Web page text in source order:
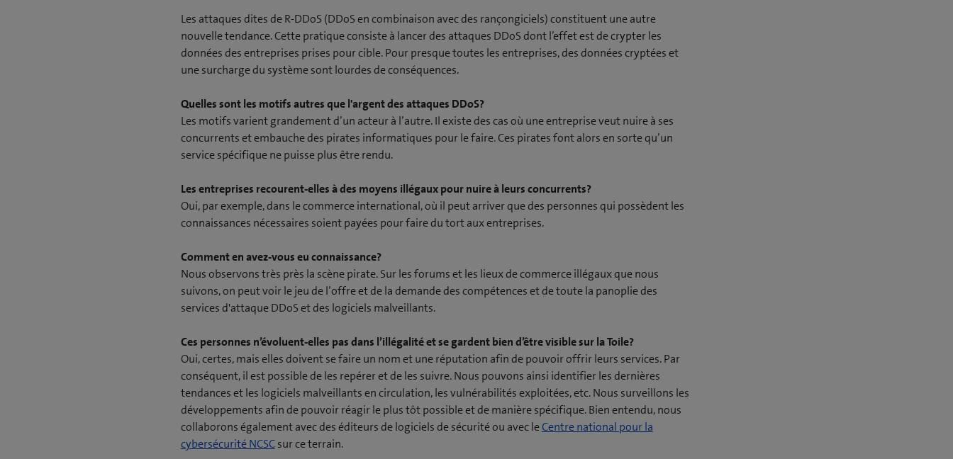
Les attaques dites de R-DDoS (DDoS en combinaison avec des rançongiciels) constituent une autre
nouvelle tendance. Cette pratique consiste à lancer des attaques DDoS dont l’effet est de crypter les
données des entreprises prises pour cible. Pour presque toutes les entreprises, des données cryptées et
une surcharge du système sont lourdes de conséquences.
Quelles sont les motifs autres que l'argent des attaques DDoS?
Les motifs varient grandement d’un acteur à l’autre. Il existe des cas où une entreprise veut nuire à ses
concurrents et embauche des pirates informatiques pour le faire. Ces pirates font alors en sorte qu’un
service spécifique ne puisse plus être rendu.
Les entreprises recourent-elles à des moyens illégaux pour nuire à leurs concurrents?
Oui, par exemple, dans le commerce international, où il peut arriver que des personnes qui possèdent les
connaissances nécessaires soient payées pour faire du tort aux entreprises.
Comment en avez-vous eu connaissance?
Nous observons très près la scène pirate. Sur les forums et les lieux de commerce illégaux que nous
suivons, on peut voir le jeu de l’offre et de la demande des compétences et de toute la panoplie des
services d'attaque DDoS et des logiciels malveillants.
Ces personnes n’évoluent-elles pas dans l’illégalité et se gardent bien d’être visible sur la Toile?
Oui, certes, mais elles doivent se faire un nom et une réputation afin de pouvoir offrir leurs services. Par
conséquent, il est possible de les repérer et de les suivre. Nous pouvons ainsi identifier les dernières
tendances et les logiciels malveillants en circulation, les vulnérabilités exploitées, etc. Nous surveillons les
développements afin de pouvoir réagir le plus tôt possible et de manière spécifique. Bien entendu, nous
collaborons également avec des éditeurs de logiciels de sécurité ou avec leCentre national pour la
cybersécurité NCSC(sur ce terrain.